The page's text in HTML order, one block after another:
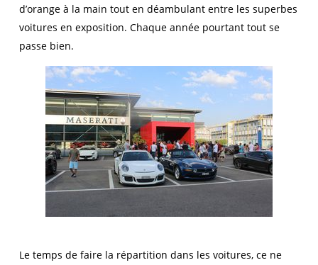
d’orange à la main tout en déambulant entre les superbes
voitures en exposition. Chaque année pourtant tout se
passe bien.
Le temps de faire la répartition dans les voitures, ce ne